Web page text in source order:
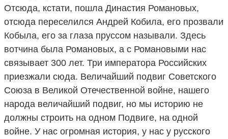
Отсюда, кстати, пошла Династия Романовых,
отсюда переселился Андрей Кобила, его прозвали
Кобыла, его за глаза пруссом называли. Здесь
вотчина была Романовых, а с Романовыми нас
связывает 300 лет. Три императора Российских
приезжали сюда. Величайший подвиг Советского
Союза в Великой Отечественной войне, нашего
народа величайший подвиг, но мы историю не
должны строить на одном Подвиге, на одной
войне. У нас огромная история, у нас у русского